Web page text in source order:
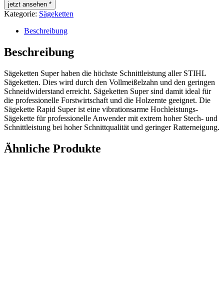
jetzt ansehen *
Kategorie: Sägeketten
Beschreibung
Beschreibung
Sägeketten Super haben die höchste Schnittleistung aller STIHL
Sägeketten. Dies wird durch den Vollmeißelzahn und den geringen
Schneidwiderstand erreicht. Sägeketten Super sind damit ideal für
die professionelle Forstwirtschaft und die Holzernte geeignet. Die
Sägekette Rapid Super ist eine vibrationsarme Hochleistungs-
Sägekette für professionelle Anwender mit extrem hoher Stech- und
Schnittleistung bei hoher Schnittqualität und geringer Ratterneigung.
Ähnliche Produkte